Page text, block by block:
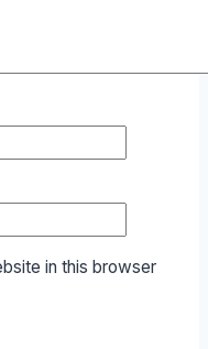
in this browser